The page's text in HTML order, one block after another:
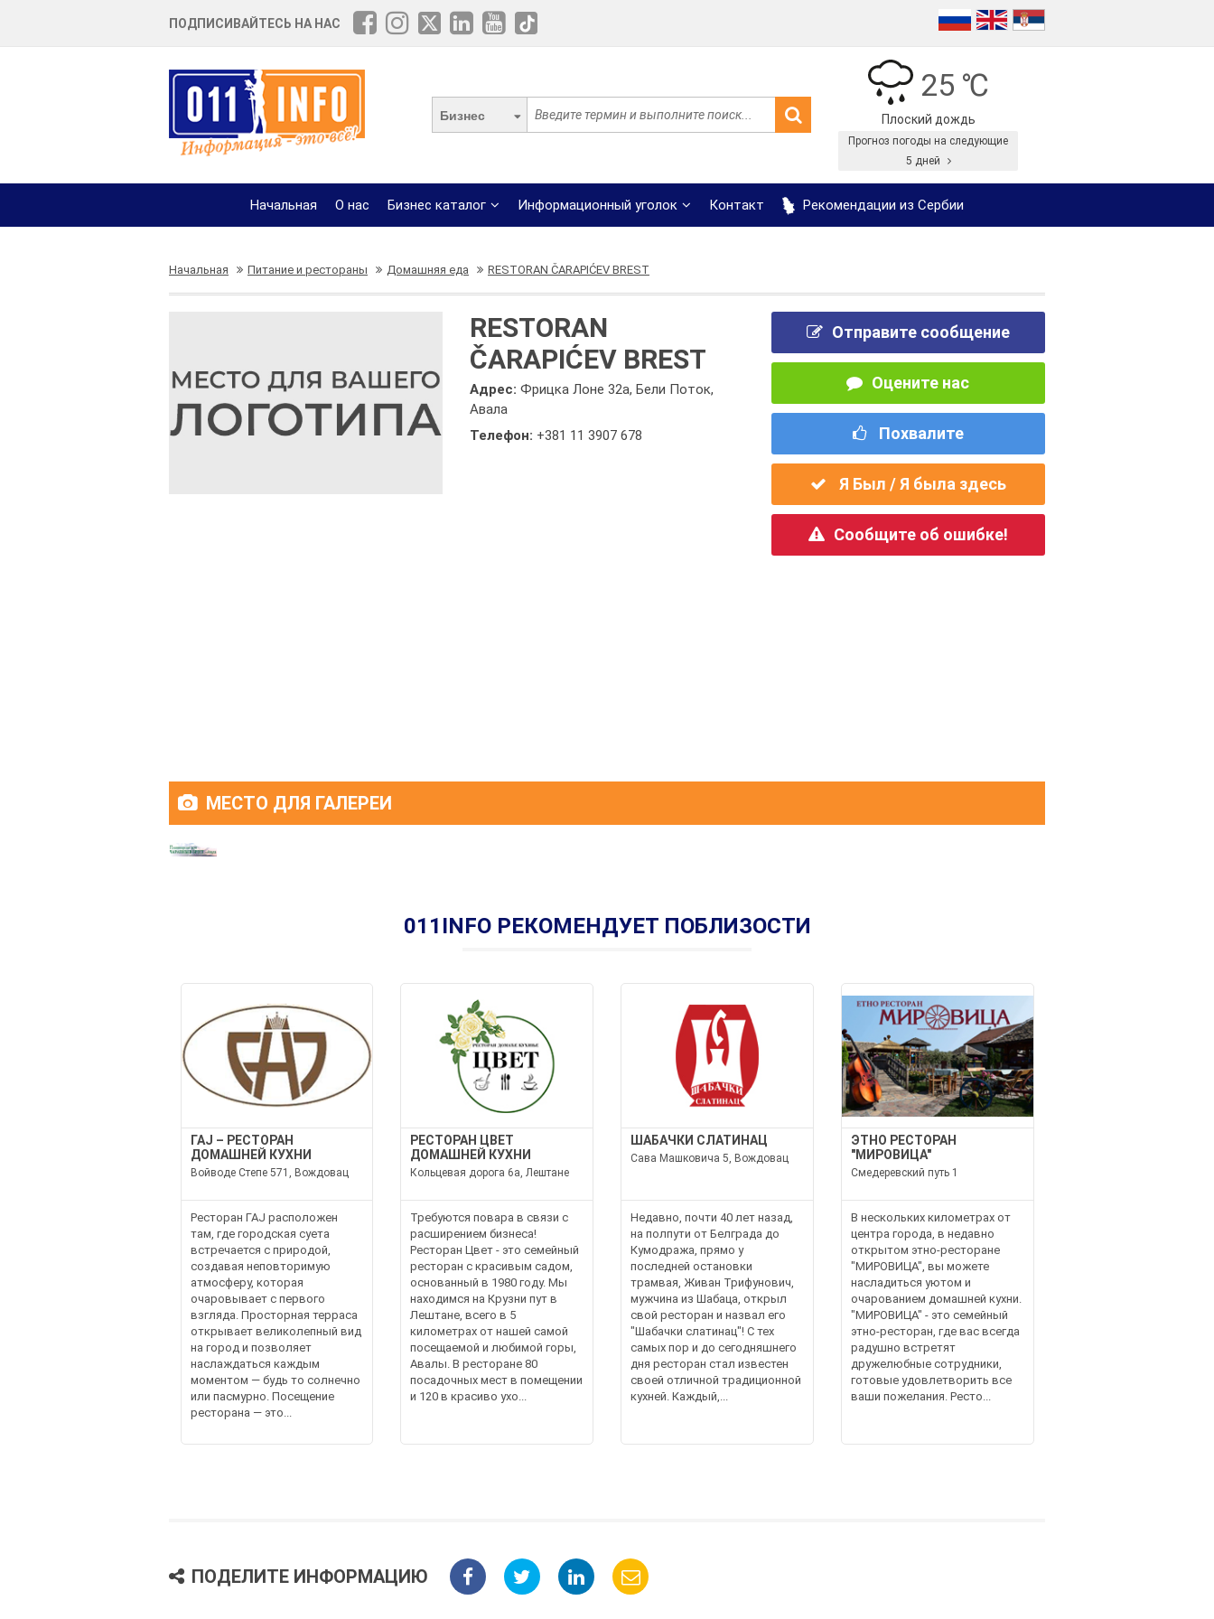
ПОДПИСИВАЙТЕСЬ НА НАС
Бизнес
25 ℃
Плоский дождь
Прогноз погоды на следующие
5 дней
Начальная О нас Бизнес каталог Информационный уголок Контакт Рекомендации из Сербии
Начальная Питание и рестораны Домашняя еда RESTORAN ČARAPIĆEV BREST
RESTORAN
ČARAPIĆEV BREST
Адрес:Фрицка Лоне 32а, Бели Поток,
Авала
Телефон: +381 11 3907 678
Отправите сообщение
Оцените нас
Похвалите
Я Был / Я была здесь
Сообщите об ошибке!
МЕСТО ДЛЯ ГАЛЕРЕИ
011INFO РЕКОМЕНДУЕТ ПОБЛИЗОСТИ
ГАЈ – РЕСТОРАН
ДОМАШНЕЙ КУХНИ
Войводе Степе 571, Вождовац
Ресторан ГАЈ расположен
там, где городская суета
встречается с природой,
создавая неповторимую
атмосферу, которая
очаровывает с первого
взгляда. Просторная терраса
открывает великолепный вид
на город и позволяет
наслаждаться каждым
моментом — будь то солнечно
или пасмурно. Посещение
ресторана — это...
РЕСТОРАН ЦВЕТ
ДОМАШНЕЙ КУХНИ
Кольцевая дорога 6а, Лештане
Требуются повара в связи с
расширением бизнеса!
Ресторан Цвет - это семейный
ресторан с красивым садом,
основанный в 1980 году. Мы
находимся на Крузни пут в
Лештане, всего в 5
километрах от нашей самой
посещаемой и любимой горы,
Авалы. В ресторане 80
посадочных мест в помещении
и 120 в красиво ухо...
ШАБАЧКИ СЛАТИНАЦ
Сава Машковича 5, Вождовац
Недавно, почти 40 лет назад,
на полпути от Белграда до
Кумодража, прямо у
последней остановки
трамвая, Живан Трифунович,
мужчина из Шабаца, открыл
свой ресторан и назвал его
"Шабачки слатинац"! С тех
самых пор и до сегодняшнего
дня ресторан стал известен
своей отличной традиционной
кухней. Каждый,...
ЭТНО РЕСТОРАН
"МИРОВИЦА"
Смедеревский путь 1
В нескольких километрах от
центра города, в недавно
открытом этно-ресторане
"МИРОВИЦА", вы можете
насладиться уютом и
очарованием домашней кухни.
"МИРОВИЦА" - это семейный
этно-ресторан, где вас всегда
радушно встретят
дружелюбные сотрудники,
готовые удовлетворить все
ваши пожелания. Ресто...
ПОДЕЛИТЕ ИНФОРМАЦИЮ